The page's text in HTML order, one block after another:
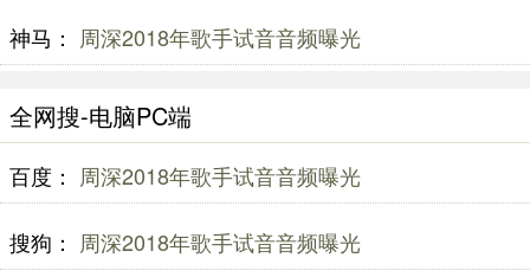
神马： 周深2018年歌手试音音频曝光
全网搜-电脑PC端
百度： 周深2018年歌手试音音频曝光
搜狗： 周深2018年歌手试音音频曝光